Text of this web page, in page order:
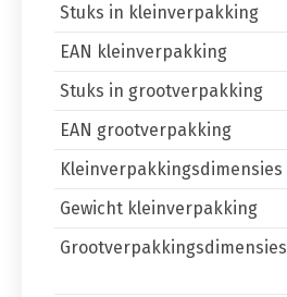
Stuks in kleinverpakking
EAN kleinverpakking
Stuks in grootverpakking
EAN grootverpakking
Kleinverpakkingsdimensies
Gewicht kleinverpakking
Grootverpakkingsdimensies